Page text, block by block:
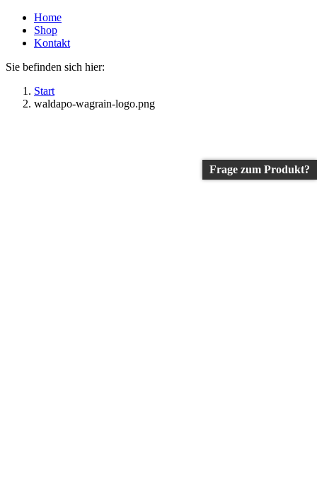
Home
Shop
Kontakt
Sie befinden sich hier:
Start
waldapo-wagrain-logo.png
Frage zum Produkt?